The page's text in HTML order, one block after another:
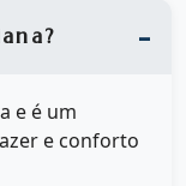
e é um
e conforto